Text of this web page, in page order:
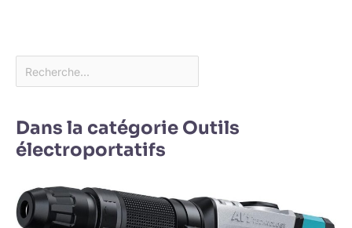
Dans la catégorie Outils
électroportatifs